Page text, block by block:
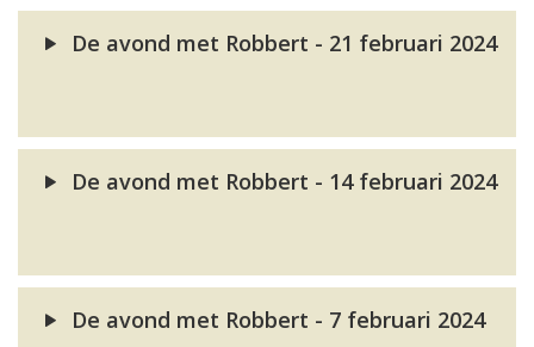
De avond met Robbert - 21 februari 2024
De avond met Robbert - 14 februari 2024
De avond met Robbert - 7 februari 2024